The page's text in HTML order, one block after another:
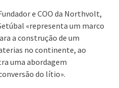
e COO da Northvolt,
«representa um marco
a construção de um
no continente, ao
uma abordagem
do lítio».